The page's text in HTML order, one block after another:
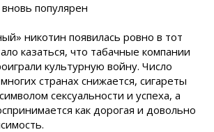
популярен
никотин появилась ровно в тот
казаться, что табачные компании
культурную войну. Число
странах снижается, сигареты
сексуальности и успеха, а
как дорогая и довольно